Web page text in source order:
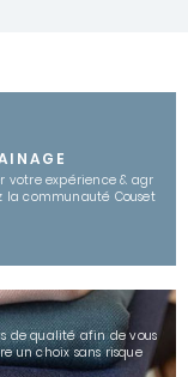
votre expérience & agr
la communauté Couset
de qualité afin de vous
un choix sans risque